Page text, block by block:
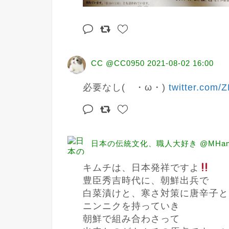
CC @CC0950 2021-08-02 16:00
必要なし(　・ω・) twitter.com/
日本の伝統文化、職人大好き
キムチは、日本発祥ですよ
豊臣秀吉時代に、朝鮮出兵で
白菜漬けと、寒さ対策に唐辛子と
ニンニクを持っていき
朝鮮で組み合わさって